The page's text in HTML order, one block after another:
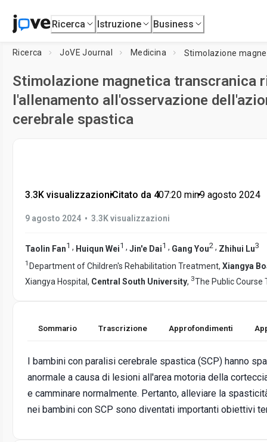
Ricerca Istruzione Business
Ricerca JoVE Journal Medicina
Stimolazione magnetica transcranica
l'allenamento all'osservazione
cerebrale spastica
3.3K visualizzazioni•Citato da 4•07:20 min•9 agosto 2024
9 agosto 2024 • 3.3K visualizzazioni
Taolin Fan1 , Huiqun Wei1 , Jin'e Dai1 , Gang You2 , Zhihui Lu3
1 Department of Children's Rehabilitation Treatment, Xiangya
Xiangya Hospital, Central South University, 3The Public
Sommario Trascrizione Approfondimenti
I bambini con paralisi cerebrale spastica (SCP) hanno
anormale a causa di lesioni all'area motoria della
e camminare normalmente. Pertanto, alleviare la
nei bambini con SCP sono diventati importanti obiettivi